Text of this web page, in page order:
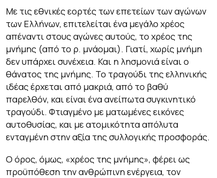
Με τις εθνικές εορτές των επετείων των αγώνων
των Ελλήνων, επιτελείται ένα μεγάλο χρέος
απέναντι στους αγώνες αυτούς, το χρέος της
μνήμης (από το ρ. μνάομαι). Γιατί, χωρίς μνήμη
δεν υπάρχει συνέχεια. Και η λησμονιά είναι ο
θάνατος της μνήμης. Το τραγούδι της ελληνικής
ιδέας έρχεται από μακριά, από το βαθύ
παρελθόν, και είναι ένα ανείπωτα συγκινητικό
τραγούδι. Φτιαγμένο με ματωμένες εικόνες
αυτοθυσίας, και με ατομικότητα απόλυτα
ενταγμένη στην αξία της συλλογικής προσφοράς.
Ο όρος, όμως, «χρέος της μνήμης», φέρει ως
προϋπόθεση την ανθρώπινη ενέργεια, τον